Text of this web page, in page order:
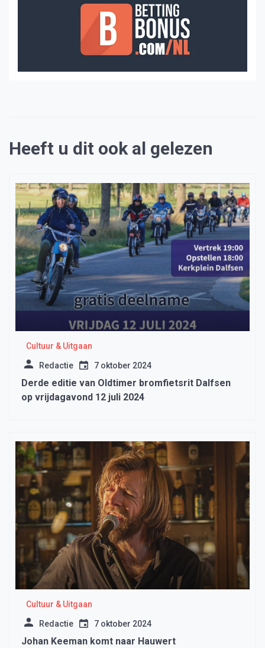
Heeft u dit ook al gelezen
Cultuur & Uitgaan
Redactie 7 oktober 2024
Derde editie van Oldtimer bromfietsrit Dalfsen
op vrijdagavond 12 juli 2024
Cultuur & Uitgaan
Redactie 7 oktober 2024
Johan Keeman komt naar Hauwert